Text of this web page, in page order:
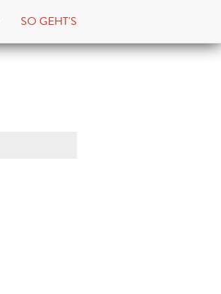
SO GEHT'S